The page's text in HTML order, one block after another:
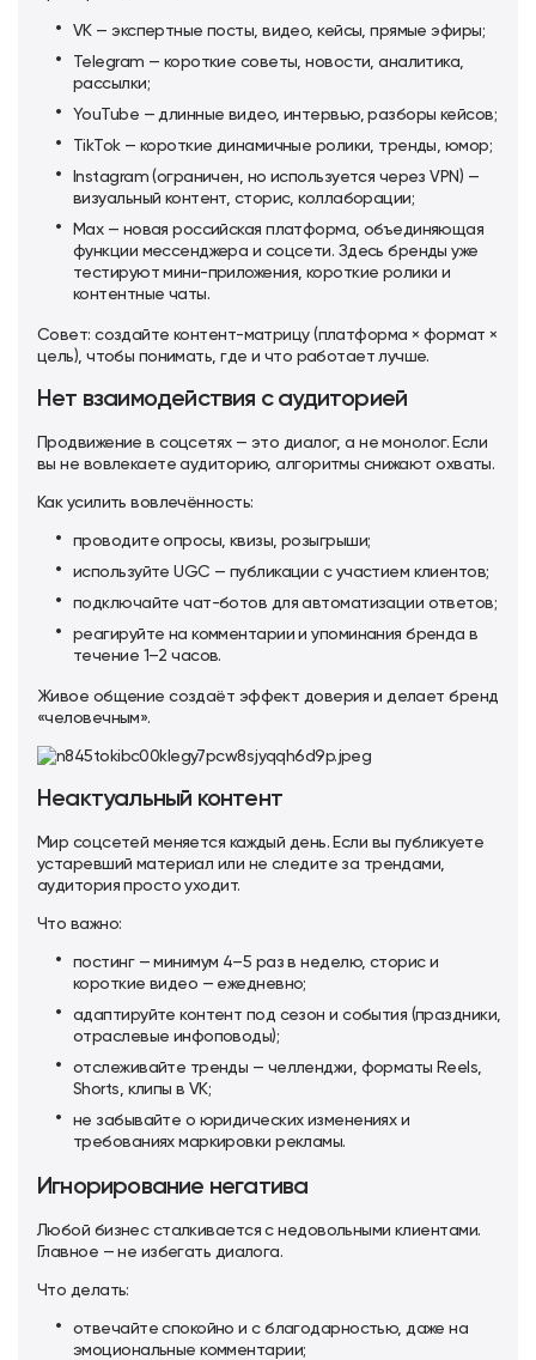
VK — экспертные посты, видео, кейсы, прямые эфиры;
Telegram — короткие советы, новости, аналитика,
рассылки;
YouTube — длинные видео, интервью, разборы кейсов;
TikTok — короткие динамичные ролики, тренды, юмор;
Instagram (ограничен, но используется через VPN) —
визуальный контент, сторис, коллаборации;
Max — новая российская платформа, объединяющая
функции мессенджера и соцсети. Здесь бренды уже
тестируют мини-приложения, короткие ролики и
контентные чаты.
Совет: создайте контент-матрицу (платформа × формат ×
цель), чтобы понимать, где и что работает лучше.
Нет взаимодействия с аудиторией
Продвижение в соцсетях — это диалог, а не монолог. Если
вы не вовлекаете аудиторию, алгоритмы снижают охваты.
Как усилить вовлечённость:
проводите опросы, квизы, розыгрыши;
используйте UGC — публикации с участием клиентов;
подключайте чат-ботов для автоматизации ответов;
реагируйте на комментарии и упоминания бренда в
течение 1–2 часов.
Живое общение создаёт эффект доверия и делает бренд
«человечным».
Неактуальный контент
Мир соцсетей меняется каждый день. Если вы публикуете
устаревший материал или не следите за трендами,
аудитория просто уходит.
Что важно:
постинг — минимум 4–5 раз в неделю, сторис и
короткие видео — ежедневно;
адаптируйте контент под сезон и события (праздники,
отраслевые инфоповоды);
отслеживайте тренды — челленджи, форматы Reels,
Shorts, клипы в VK;
не забывайте о юридических изменениях и
требованиях маркировки рекламы.
Игнорирование негатива
Любой бизнес сталкивается с недовольными клиентами.
Главное — не избегать диалога.
Что делать:
отвечайте спокойно и с благодарностью, даже на
эмоциональные комментарии;